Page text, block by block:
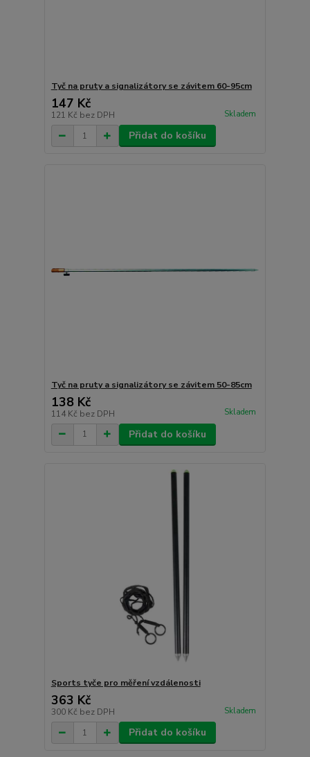
Tyč na pruty a signalizátory se závitem 60-95cm
147 Kč
121 Kč bez DPH Skladem
Přidat do košíku
Tyč na pruty a signalizátory se závitem 50-85cm
138 Kč
114 Kč bez DPH Skladem
Přidat do košíku
Sports tyče pro měření vzdálenosti
363 Kč
300 Kč bez DPH Skladem
Přidat do košíku